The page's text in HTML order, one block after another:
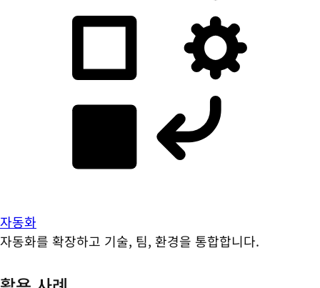
자동화
자동화를 확장하고 기술, 팀, 환경을 통합합니다.